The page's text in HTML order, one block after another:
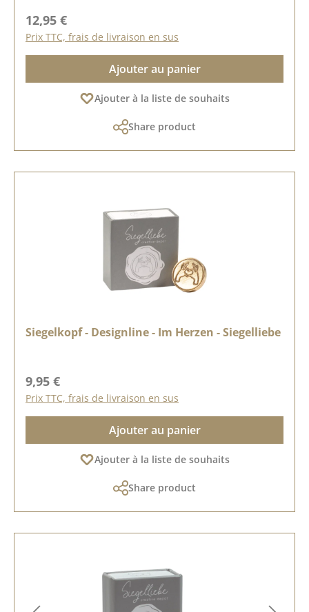
Prix régulier :
12,95 €
Prix TTC, frais de livraison en sus
Ajouter au panier
Ajouter à la liste de souhaits
Share product
Siegelkopf - Designline - Im Herzen - Siegelliebe
Prix régulier :
9,95 €
Prix TTC, frais de livraison en sus
Ajouter au panier
Ajouter à la liste de souhaits
Share product